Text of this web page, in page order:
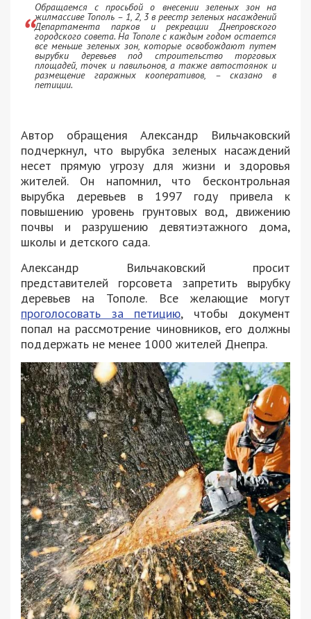
Обращаемся с просьбой о внесении зеленых зон на
жилмассиве Тополь – 1, 2, 3 в реестр зеленых насаждений
Департамента парков и рекреации Днепровского
городского совета. На Тополе с каждым годом остается
все меньше зеленых зон, которые освобождают путем
вырубки деревьев под строительство торговых
площадей, точек и павильонов, а также автостоянок и
размещение гаражных кооперативов, – сказано в
петиции.
Автор обращения Александр Вильчаковский
подчеркнул, что вырубка зеленых насаждений
несет прямую угрозу для жизни и здоровья
жителей. Он напомнил, что бесконтрольная
вырубка деревьев в 1997 году привела к
повышению уровень грунтовых вод, движению
почвы и разрушению девятиэтажного дома,
школы и детского сада.
Александр Вильчаковский просит
представителей горсовета запретить вырубку
деревьев на Тополе. Все желающие могут
проголосовать за петицию, чтобы документ
попал на рассмотрение чиновников, его должны
поддержать не менее 1000 жителей Днепра.